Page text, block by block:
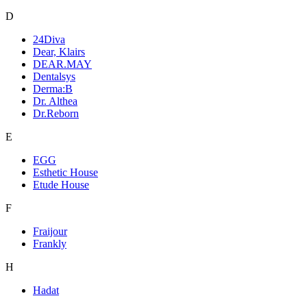
D
24Diva
Dear, Klairs
DEAR.MAY
Dentalsys
Derma:B
Dr. Althea
Dr.Reborn
E
EGG
Esthetic House
Etude House
F
Fraijour
Frankly
H
Hadat